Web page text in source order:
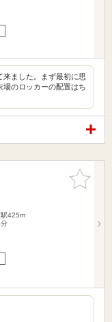
ました。まず最初に思
場のロッカーの配置はち
お気に入
りに追加
425m